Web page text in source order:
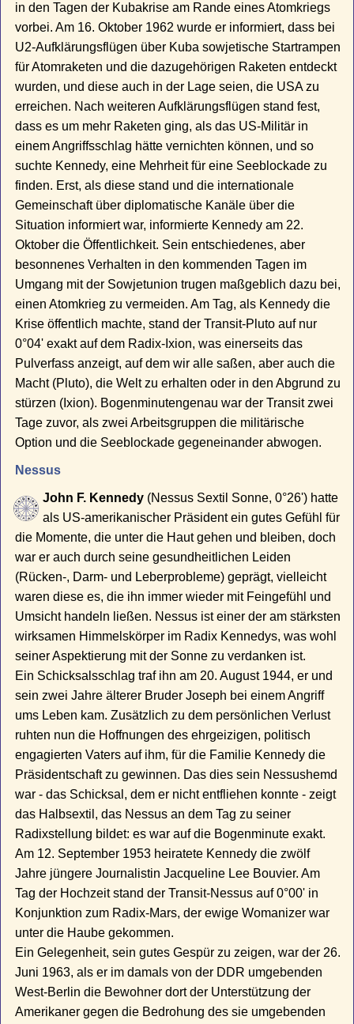
in den Tagen der Kubakrise am Rande eines Atomkriegs
vorbei. Am 16. Oktober 1962 wurde er informiert, dass bei
U2-Aufklärungsflügen über Kuba sowjetische Startrampen
für Atomraketen und die dazugehörigen Raketen entdeckt
wurden, und diese auch in der Lage seien, die USA zu
erreichen. Nach weiteren Aufklärungsflügen stand fest,
dass es um mehr Raketen ging, als das US-Militär in
einem Angriffsschlag hätte vernichten können, und so
suchte Kennedy, eine Mehrheit für eine Seeblockade zu
finden. Erst, als diese stand und die internationale
Gemeinschaft über diplomatische Kanäle über die
Situation informiert war, informierte Kennedy am 22.
Oktober die Öffentlichkeit. Sein entschiedenes, aber
besonnenes Verhalten in den kommenden Tagen im
Umgang mit der Sowjetunion trugen maßgeblich dazu bei,
einen Atomkrieg zu vermeiden. Am Tag, als Kennedy die
Krise öffentlich machte, stand der Transit-Pluto auf nur
0°04' exakt auf dem Radix-Ixion, was einerseits das
Pulverfass anzeigt, auf dem wir alle saßen, aber auch die
Macht (Pluto), die Welt zu erhalten oder in den Abgrund zu
stürzen (Ixion). Bogenminutengenau war der Transit zwei
Tage zuvor, als zwei Arbeitsgruppen die militärische
Option und die Seeblockade gegeneinander abwogen.
Nessus
John F. Kennedy (Nessus Sextil Sonne, 0°26') hatte
als US-amerikanischer Präsident ein gutes Gefühl für
die Momente, die unter die Haut gehen und bleiben, doch
war er auch durch seine gesundheitlichen Leiden
(Rücken-, Darm- und Leberprobleme) geprägt, vielleicht
waren diese es, die ihn immer wieder mit Feingefühl und
Umsicht handeln ließen. Nessus ist einer der am stärksten
wirksamen Himmelskörper im Radix Kennedys, was wohl
seiner Aspektierung mit der Sonne zu verdanken ist.
Ein Schicksalsschlag traf ihn am 20. August 1944, er und
sein zwei Jahre älterer Bruder Joseph bei einem Angriff
ums Leben kam. Zusätzlich zu dem persönlichen Verlust
ruhten nun die Hoffnungen des ehrgeizigen, politisch
engagierten Vaters auf ihm, für die Familie Kennedy die
Präsidentschaft zu gewinnen. Das dies sein Nessushemd
war - das Schicksal, dem er nicht entfliehen konnte - zeigt
das Halbsextil, das Nessus an dem Tag zu seiner
Radixstellung bildet: es war auf die Bogenminute exakt.
Am 12. September 1953 heiratete Kennedy die zwölf
Jahre jüngere Journalistin Jacqueline Lee Bouvier. Am
Tag der Hochzeit stand der Transit-Nessus auf 0°00' in
Konjunktion zum Radix-Mars, der ewige Womanizer war
unter die Haube gekommen.
Ein Gelegenheit, sein gutes Gespür zu zeigen, war der 26.
Juni 1963, als er im damals von der DDR umgebenden
West-Berlin die Bewohner dort der Unterstützung der
Amerikaner gegen die Bedrohung des sie umgebenden